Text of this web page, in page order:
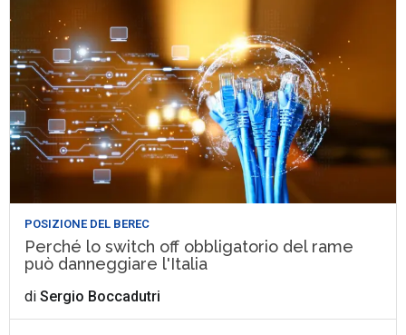
POSIZIONE DEL BEREC
Perché lo switch off obbligatorio del rame
può danneggiare l'Italia
diSergio Boccadutri